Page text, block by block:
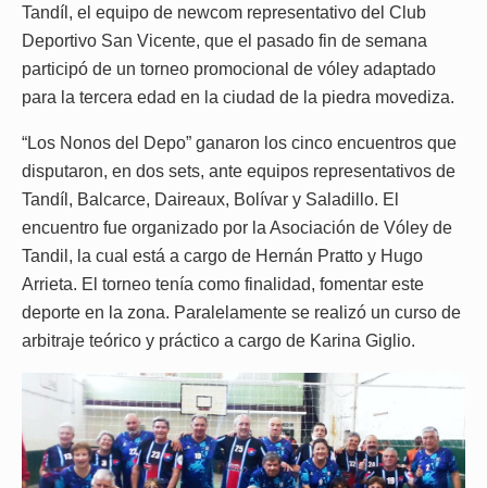
Tandíl, el equipo de newcom representativo del Club
Deportivo San Vicente, que el pasado fin de semana
participó de un torneo promocional de vóley adaptado
para la tercera edad en la ciudad de la piedra movediza.
“Los Nonos del Depo” ganaron los cinco encuentros que
disputaron, en dos sets, ante equipos representativos de
Tandíl, Balcarce, Daireaux, Bolívar y Saladillo. El
encuentro fue organizado por la Asociación de Vóley de
Tandil, la cual está a cargo de Hernán Pratto y Hugo
Arrieta. El torneo tenía como finalidad, fomentar este
deporte en la zona. Paralelamente se realizó un curso de
arbitraje teórico y práctico a cargo de Karina Giglio.